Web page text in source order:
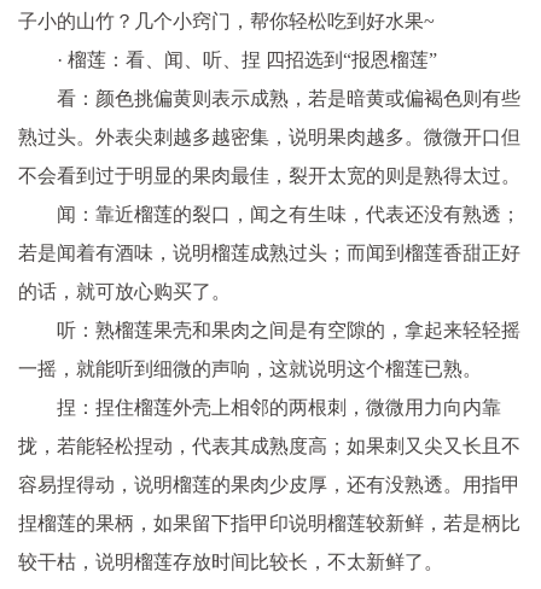
子小的山竹？几个小窍门，帮你轻松吃到好水果~
· 榴莲：看、闻、听、捏 四招选到“报恩榴莲”
看：颜色挑偏黄则表示成熟，若是暗黄或偏褐色则有些
熟过头。外表尖刺越多越密集，说明果肉越多。微微开口但
不会看到过于明显的果肉最佳，裂开太宽的则是熟得太过。
闻：靠近榴莲的裂口，闻之有生味，代表还没有熟透；
若是闻着有酒味，说明榴莲成熟过头；而闻到榴莲香甜正好
的话，就可放心购买了。
听：熟榴莲果壳和果肉之间是有空隙的，拿起来轻轻摇
一摇，就能听到细微的声响，这就说明这个榴莲已熟。
捏：捏住榴莲外壳上相邻的两根刺，微微用力向内靠
拢，若能轻松捏动，代表其成熟度高；如果刺又尖又长且不
容易捏得动，说明榴莲的果肉少皮厚，还有没熟透。用指甲
捏榴莲的果柄，如果留下指甲印说明榴莲较新鲜，若是柄比
较干枯，说明榴莲存放时间比较长，不太新鲜了。